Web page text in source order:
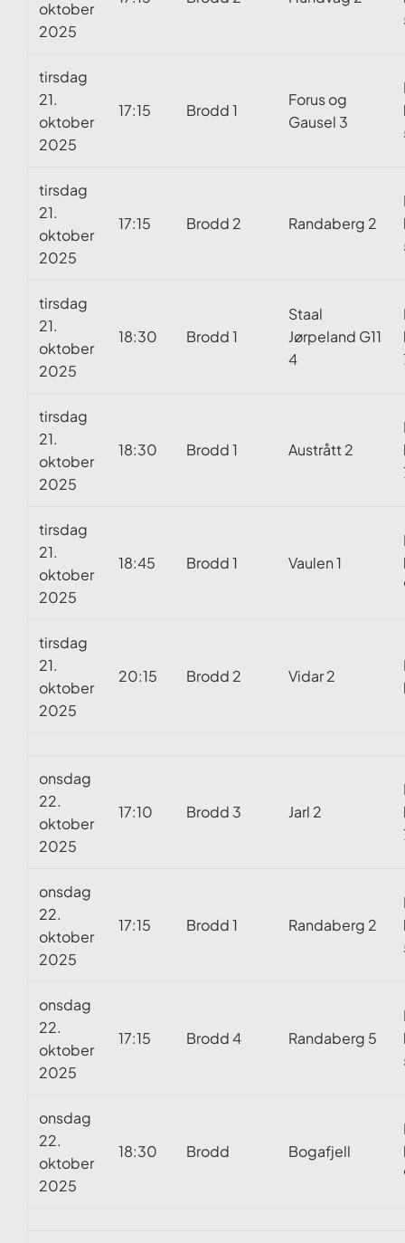
oktober
2025
tirsdag
21.
oktober
2025
17:15 Brodd 1
Forus og
Gausel 3
tirsdag
21.
oktober
2025
17:15 Brodd 2 Randaberg 2
tirsdag
21.
oktober
2025
18:30 Brodd 1
Staal
Jørpeland G11
4
tirsdag
21.
oktober
2025
18:30 Brodd 1 Austrått 2
tirsdag
21.
oktober
2025
18:45 Brodd 1 Vaulen 1
tirsdag
21.
oktober
2025
20:15 Brodd 2 Vidar 2
onsdag
22.
oktober
2025
17:10 Brodd 3 Jarl 2
onsdag
22.
oktober
2025
17:15 Brodd 1 Randaberg 2
onsdag
22.
oktober
2025
17:15 Brodd 4 Randaberg 5
onsdag
22.
oktober
2025
18:30 Brodd Bogafjell